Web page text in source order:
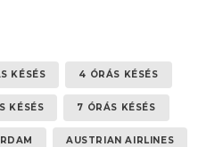
KÉSÉS 4 ÓRÁS KÉSÉS
KÉSÉS 7 ÓRÁS KÉSÉS
AUSTRIAN AIRLINES